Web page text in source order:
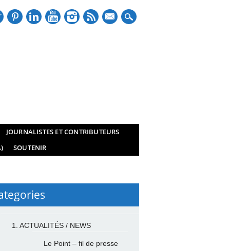
mail
JOURNALISTES ET CONTRIBUTEURS
SOUTENIR
1. ACTUALITÉS / NEWS
Le Point – fil de presse